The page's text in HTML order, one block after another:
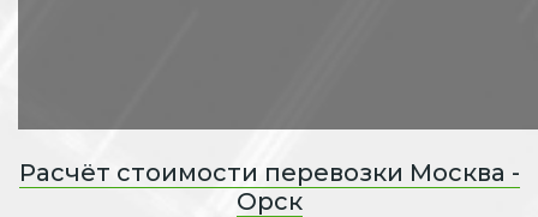
Расчёт стоимости перевозки Москва -
Орск